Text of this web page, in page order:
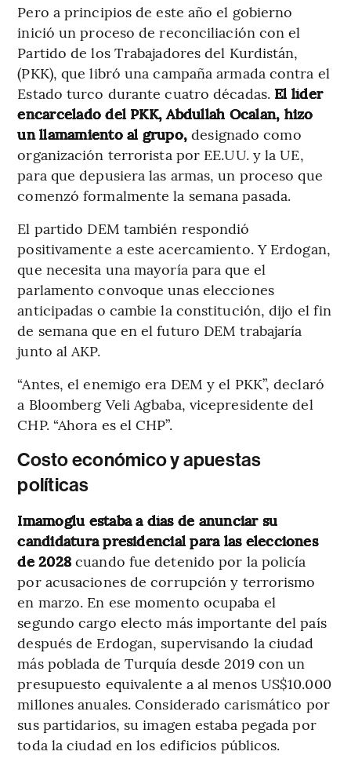
Pero a principios de este año el gobierno
inició un proceso de reconciliación con el
Partido de los Trabajadores del Kurdistán,
(PKK), que libró una campaña armada contra el
Estado turco durante cuatro décadas. El líder
encarcelado del PKK, Abdullah Ocalan, hizo
un llamamiento al grupo, designado como
organización terrorista por EE.UU. y la UE,
para que depusiera las armas, un proceso que
comenzó formalmente la semana pasada.
El partido DEM también respondió
positivamente a este acercamiento. Y Erdogan,
que necesita una mayoría para que el
parlamento convoque unas elecciones
anticipadas o cambie la constitución, dijo el fin
de semana que en el futuro DEM trabajaría
junto al AKP.
“Antes, el enemigo era DEM y el PKK”, declaró
a Bloomberg Veli Agbaba, vicepresidente del
CHP. “Ahora es el CHP”.
Costo económico y apuestas
políticas
Imamoglu estaba a días de anunciar su
candidatura presidencial para las elecciones
de 2028 cuando fue detenido por la policía
por acusaciones de corrupción y terrorismo
en marzo. En ese momento ocupaba el
segundo cargo electo más importante del país
después de Erdogan, supervisando la ciudad
más poblada de Turquía desde 2019 con un
presupuesto equivalente a al menos US$10.000
millones anuales. Considerado carismático por
sus partidarios, su imagen estaba pegada por
toda la ciudad en los edificios públicos.